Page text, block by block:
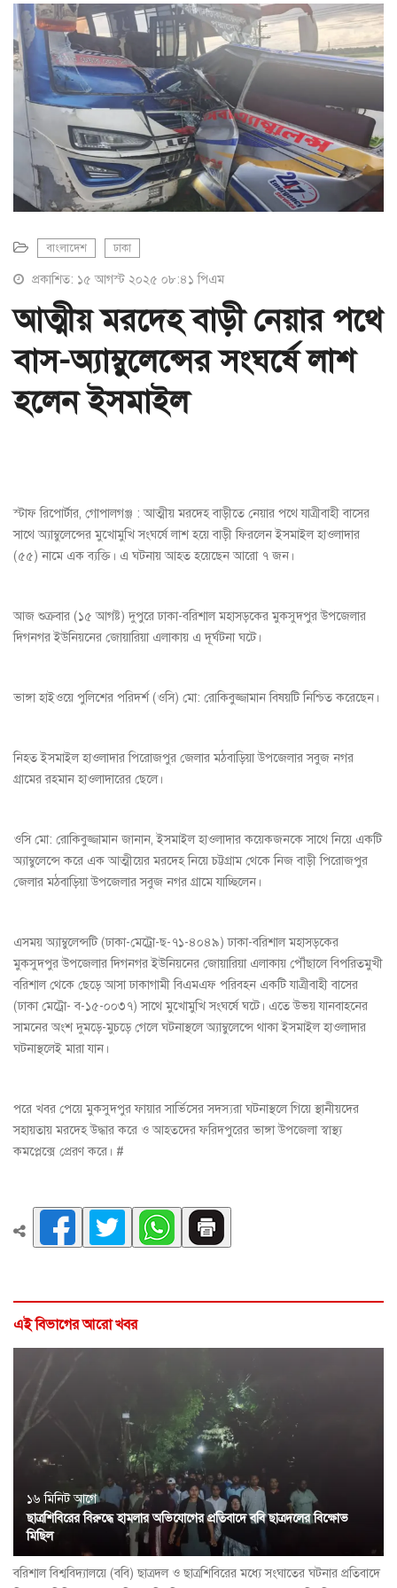
a
t
বাংলাদেশ ঢাকা
প্রকাশিত: ১৫ আগস্ট ২০২৫ ০৮:৪১ পিএম
আত্মীয় মরদেহ বাড়ী নেয়ার পথে
বাস-অ্যাম্বুলেন্সের সংঘর্ষে লাশ
হলেন ইসমাইল
স্টাফ রিপোর্টার, গোপালগঞ্জ : আত্মীয় মরদেহ বাড়ীতে নেয়ার পথে যাত্রীবাহী বাসের
সাথে অ্যাম্বুলেন্সের মুখোমুখি সংঘর্ষে লাশ হয়ে বাড়ী ফিরলেন ইসমাইল হাওলাদার
(৫৫) নামে এক ব্যক্তি। এ ঘটনায় আহত হয়েছেন আরো ৭ জন।
আজ শুক্রবার (১৫ আগষ্ট) দুপুরে ঢাকা-বরিশাল মহাসড়কের মুকসুদপুর উপজেলার
দিগনগর ইউনিয়নের জোয়ারিয়া এলাকায় এ দূর্ঘটনা ঘটে।
ভাঙ্গা হাইওয়ে পুলিশের পরিদর্শ (ওসি) মো: রোকিবুজ্জামান বিষয়টি নিশ্চিত করেছেন।
নিহত ইসমাইল হাওলাদার পিরোজপুর জেলার মঠবাড়িয়া উপজেলার সবুজ নগর
গ্রামের রহমান হাওলাদারের ছেলে।
ওসি মো: রোকিবুজ্জামান জানান, ইসমাইল হাওলাদার কয়েকজনকে সাথে নিয়ে একটি
অ্যাম্বুলেন্সে করে এক আত্মীয়ের মরদেহ নিয়ে চট্টগ্রাম থেকে নিজ বাড়ী পিরোজপুর
জেলার মঠবাড়িয়া উপজেলার সবুজ নগর গ্রামে যাচ্ছিলেন।
এসময় অ্যাম্বুলেন্সটি (ঢাকা-মেট্রো-ছ-৭১-৪০৪৯) ঢাকা-বরিশাল মহাসড়কের
মুকসুদপুর উপজেলার দিগনগর ইউনিয়নের জোয়ারিয়া এলাকায় পৌঁছালে বিপরিতমুখী
বরিশাল থেকে ছেড়ে আসা ঢাকাগামী বিএমএফ পরিবহন একটি যাত্রীবাহী বাসের
(ঢাকা মেট্রো- ব-১৫-০০৩৭) সাথে মুখোমুখি সংঘর্ষে ঘটে। এতে উভয় যানবাহনের
সামনের অংশ দুমড়ে-মুচড়ে গেলে ঘটনাস্থলে অ্যাম্বুলেন্সে থাকা ইসমাইল হাওলাদার
ঘটনাস্থলেই মারা যান।
পরে খবর পেয়ে মুকসুদপুর ফায়ার সার্ভিসের সদস্যরা ঘটনাস্থলে গিয়ে স্থানীয়দের
সহায়তায় মরদেহ উদ্ধার করে ও আহতদের ফরিদপুরের ভাঙ্গা উপজেলা স্বাস্থ্য
কমপ্লেক্সে প্রেরণ করে। #
এই বিভাগের আরো খবর
১৬ মিনিট আগে
ছাত্রশিবিরের বিরুদ্ধে হামলার অভিযোগের প্রতিবাদে ববি ছাত্রদলের বিক্ষোভ
মিছিল
বরিশাল বিশ্ববিদ্যালয়ে (ববি) ছাত্রদল ও ছাত্রশিবিরের মধ্যে সংঘাতের ঘটনার প্রতিবাদে